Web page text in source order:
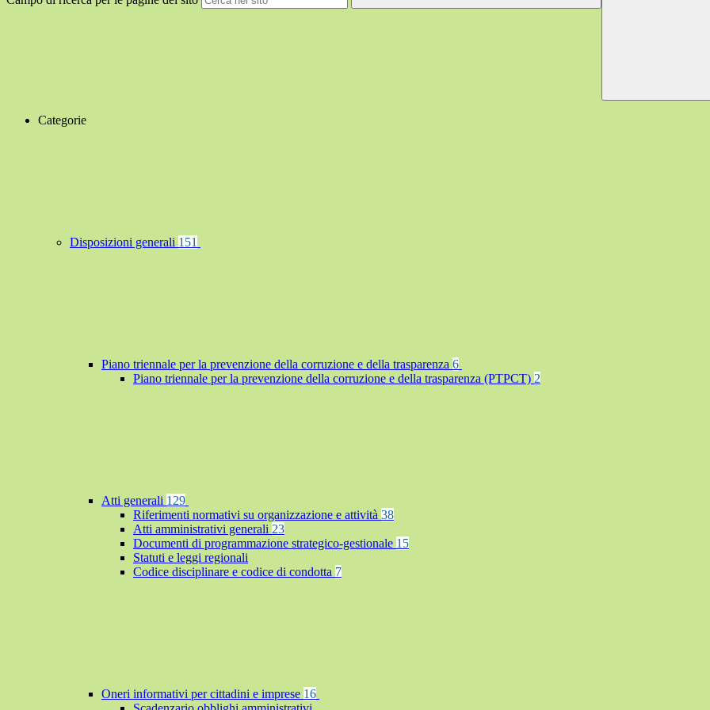
Categorie
Disposizioni generali 151
Piano triennale per la prevenzione della corruzione e della trasparenza 6
Piano triennale per la prevenzione della corruzione e della trasparenza (PTPCT) 2
Atti generali 129
Riferimenti normativi su organizzazione e attività 38
Atti amministrativi generali 23
Documenti di programmazione strategico-gestionale 15
Statuti e leggi regionali
Codice disciplinare e codice di condotta 7
Oneri informativi per cittadini e imprese 16